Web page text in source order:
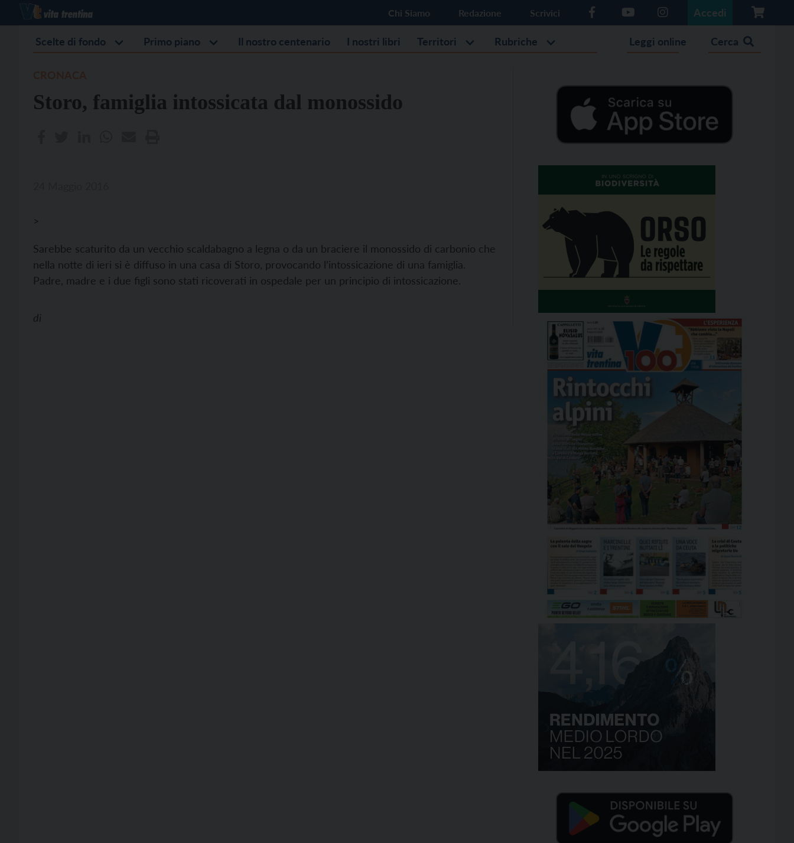
Chi Siamo Redazione Scrivici Accedi
Scelte di fondo Primo piano Il nostro centenario I nostri libri Territori Rubriche Leggi online Cerca
Storo, famiglia intossicata dal monossido
>
Sarebbe scaturito da un vecchio scaldabagno a legna o da un braciere il monossido di carbonio che
nella notte di ieri si è diffuso in una casa di Storo, provocando l’intossicazione di una famiglia.
Padre, madre e i due figli sono stati ricoverati in ospedale per un principio di intossicazione.
di